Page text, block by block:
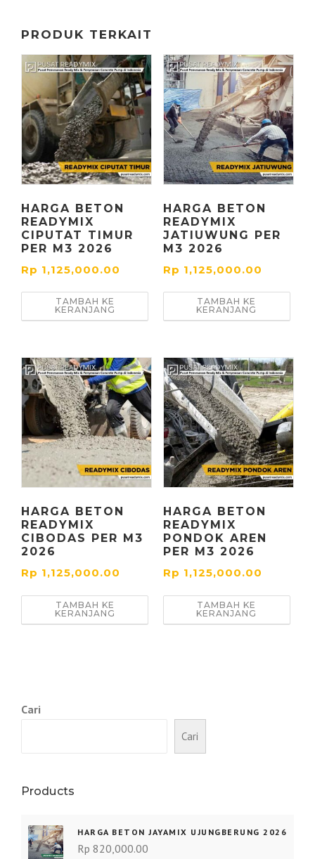
PRODUK TERKAIT
HARGA BETON
READYMIX
CIPUTAT TIMUR
PER M3 2026
Rp 1,125,000.00
TAMBAH KE
KERANJANG
HARGA BETON
READYMIX
JATIUWUNG PER
M3 2026
Rp 1,125,000.00
TAMBAH KE
KERANJANG
HARGA BETON
READYMIX
CIBODAS PER M3
2026
Rp 1,125,000.00
TAMBAH KE
KERANJANG
HARGA BETON
READYMIX
PONDOK AREN
PER M3 2026
Rp 1,125,000.00
TAMBAH KE
KERANJANG
Cari
Cari
Products
HARGA BETON JAYAMIX UJUNGBERUNG 2026
Rp 820,000.00